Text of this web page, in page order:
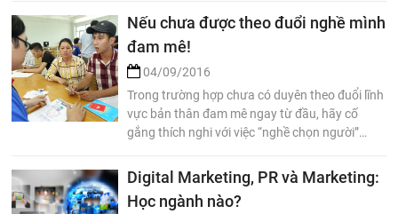
Nếu chưa được theo đuổi nghề mình
đam mê!
04/09/2016
Trong trường hợp chưa có duyên theo đuổi lĩnh
vực bản thân đam mê ngay từ đầu, hãy cố
gắng thích nghi với việc “nghề chọn người”…
Digital Marketing, PR và Marketing:
Học ngành nào?